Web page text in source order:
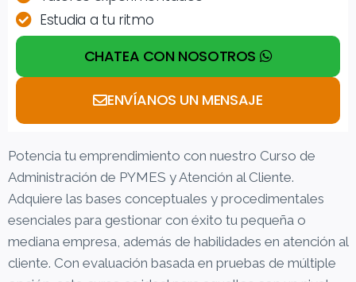
Potencia tu emprendimiento con nuestro Curso de
Administración de PYMES y Atención al Cliente.
Adquiere las bases conceptuales y procedimentales
esenciales para gestionar con éxito tu pequeña o
mediana empresa, además de habilidades en atención al
cliente. Con evaluación basada en pruebas de múltiple
Estudia a tu ritmo
CHATEA CON NOSOTROS
ENVÍANOS UN MENSAJE